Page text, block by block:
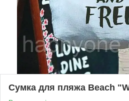
Сумка для пляжа Beach